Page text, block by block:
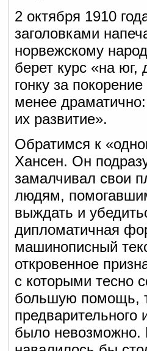
2 октября 1910
заголовками
норвежскому
берет курс «на юг,
гонку за
менее
их развитие».
Обратимся к
Хансен. Он
замалчивал свои
людям,
выждать и
дипломатичная
машинописный
откровенное
с которыми тесно
большую помощь,
было невозможно.